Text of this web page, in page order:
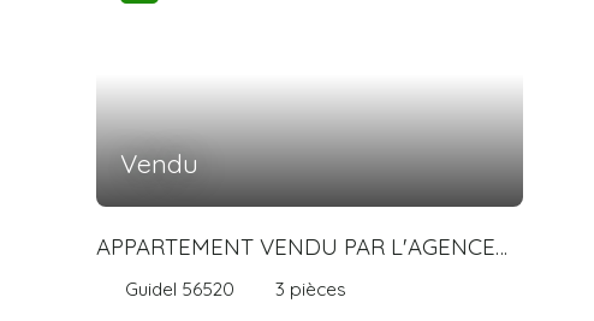
Vendu
APPARTEMENT VENDU PAR L'AGENCE
AU CENTRE-VILLE DE GUIDEL.
Guidel 56520 3 pièces